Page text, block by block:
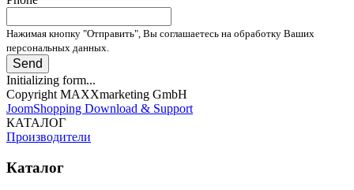
Нажимая кнопку "Отправить", Вы соглашаетесь на обработку Ваших
персональных данных.
Send
Initializing form...
Copyright MAXXmarketing GmbH
JoomShopping Download & Support
КАТАЛОГ
Производители
Каталог